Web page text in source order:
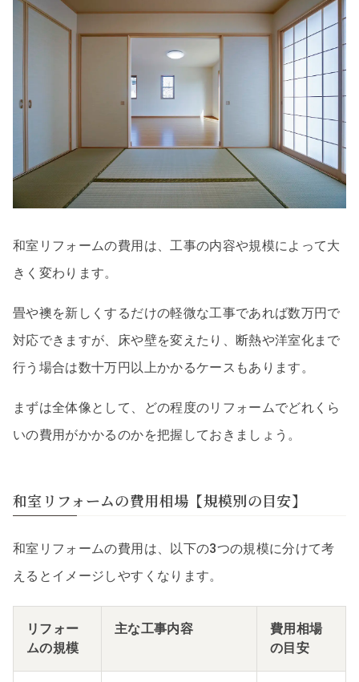
和室リフォームの費用は、工事の内容や規模によって大
きく変わります。
畳や襖を新しくするだけの軽微な工事であれば数万円で
対応できますが、床や壁を変えたり、断熱や洋室化まで
行う場合は数十万円以上かかるケースもあります。
まずは全体像として、どの程度のリフォームでどれくら
いの費用がかかるのかを把握しておきましょう。
和室リフォームの費用相場【規模別の目安】
和室リフォームの費用は、以下の3つの規模に分けて考
えるとイメージしやすくなります。
リフォー
ムの規模
主な工事内容
費用相場
の目安